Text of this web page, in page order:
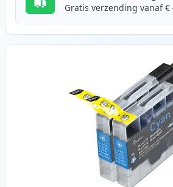
Gratis verzending vanaf €